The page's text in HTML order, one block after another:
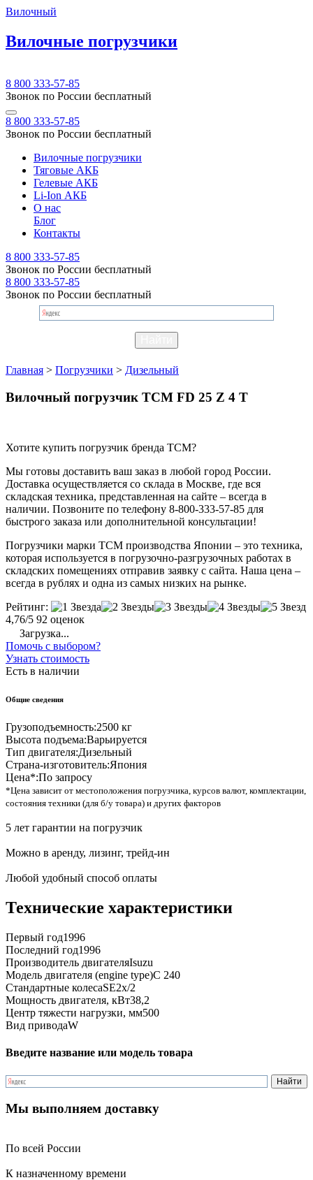
Вилочный
Вилочные погрузчики
8 800 333-57-85
Звонок по России бесплатный
8 800 333-57-85
Звонок по России бесплатный
Вилочные погрузчики
Тяговые АКБ
Гелевые АКБ
Li-Ion АКБ
О нас
Блог
Контакты
8 800 333-57-85
Звонок по России бесплатный
8 800 333-57-85
Звонок по России бесплатный
Главная > Погрузчики > Дизельный
Вилочный погрузчик TCM FD 25 Z 4 T
Хотите купить погрузчик бренда TCM?
Мы готовы доставить ваш заказ в любой город России.
Доставка осуществляется со склада в Москве, где вся
складская техника, представленная на сайте – всегда в
наличии. Позвоните по телефону 8-800-333-57-85 для
быстрого заказа или дополнительной консультации!
Погрузчики марки TCM производства Японии – это техника,
которая используется в погрузочно-разгрузочных работах в
складских помещениях отправив заявку с сайта. Наша цена –
всегда в рублях и одна из самых низких на рынке.
Рейтинг:
4,76/5 92 оценок
Загрузка...
Помочь с выбором?
Узнать стоимость
Есть в наличии
Общие сведения
Грузоподъемность:2500 кг
Высота подъема:Варьируется
Тип двигателя:Дизельный
Страна-изготовитель:Япония
Цена*:По запросу
*Цена зависит от местоположения погрузчика, курсов валют, комплектации,
состояния техники (для б/у товара) и других факторов
5 лет гарантии на погрузчик
Можно в аренду, лизинг, трейд-ин
Любой удобный способ оплаты
Технические характеристики
Первый год1996
Последний год1996
Производитель двигателяIsuzu
Модель двигателя (engine type)C 240
Стандартные колесаSE2x/2
Мощность двигателя, кВт38,2
Центр тяжести нагрузки, мм500
Вид приводаW
Введите название или модель товара
Мы выполняем доставку
По всей России
К назначенному времени